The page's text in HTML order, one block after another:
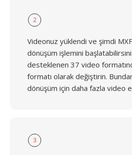
2
Videonuz yüklendi ve şimdi
dönüşüm işlemini
desteklenen 37 video
formatı olarak değiştirin.
dönüşüm için daha fazla video
3